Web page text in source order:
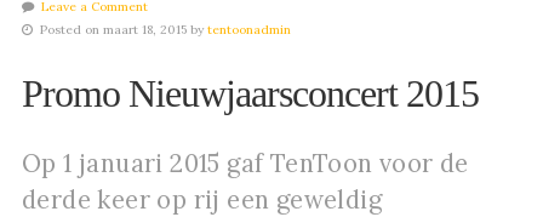
Leave a Comment
Posted on maart 18, 2015 by tentoonadmin
Promo Nieuwjaarsconcert 2015
Op 1 januari 2015 gaf TenToon voor de
derde keer op rij een geweldig